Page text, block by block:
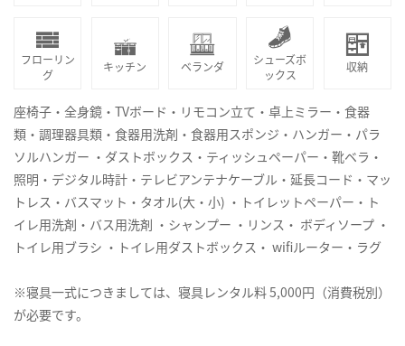
フローリン
グ
キッチン ベランダ
シューズボ
ックス
収納
座椅子・全身鏡・TVボード・リモコン立て・卓上ミラー・食器
類・調理器具類・食器用洗剤・食器用スポンジ・ハンガー・パラ
ソルハンガー ・ダストボックス・ティッシュペーパー・靴ベラ・
照明・デジタル時計・テレビアンテナケーブル・延長コード・マッ
トレス・バスマット・タオル(大・小) ・トイレットペーパー・ト
イレ用洗剤・バス用洗剤 ・シャンプー ・リンス・ ボディソープ ・
トイレ用ブラシ ・トイレ用ダストボックス・ wifiルーター・ラグ
※寝具一式につきましては、寝具レンタル料 5,000円（消費税別）
が必要です。